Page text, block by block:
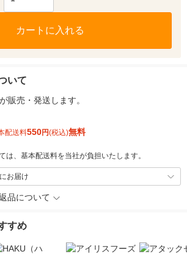
カートに入れる
いて
が販売・発送します。
配送料550円(税込)無料
は、基本配送料を当社が負担いたします。
お届け
品について
すめ